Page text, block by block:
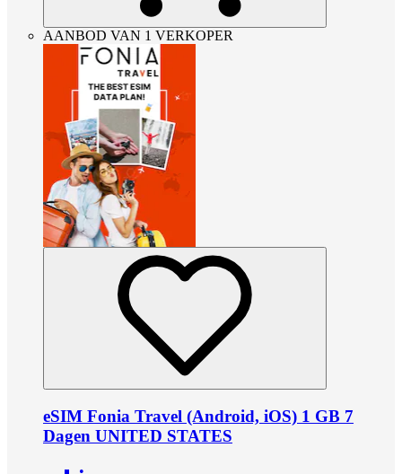
AANBOD VAN 1 VERKOPER
eSIM Fonia Travel (Android, iOS) 1 GB 7
Dagen UNITED STATES
•